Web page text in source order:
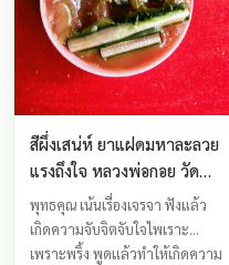
สีผึ่งเสน่ห์ ยาแฝดมหาละลวย
แรงถึงใจ หลวงพ่อกอย วัด
เขาดินใต้(วัดบึงเก่า) บุรีรัมย์
ต้นตำราเขมรขนานแท้
ปี2557
พุทธคุณ เน้นเรื่องเจรจา ฟังแล้ว
เกิดความจับจิตจับใจไพเราะ
เพราะพริ้ง พูดแล้วทำให้เกิดความ